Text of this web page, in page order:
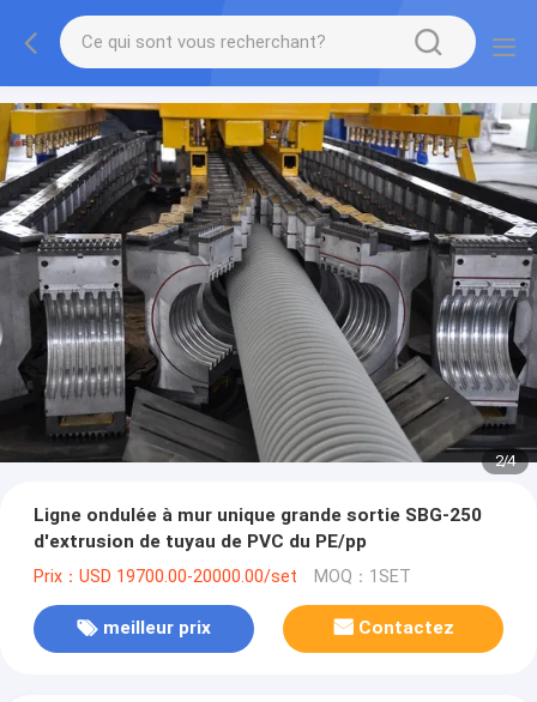
2/4
Ligne ondulée à mur unique grande sortie SBG-250
d'extrusion de tuyau de PVC du PE/pp
Prix：USD 19700.00-20000.00/set MOQ：1SET
meilleur prix Contactez